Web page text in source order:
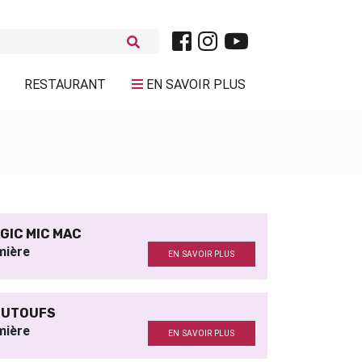
RESTAURANT EN SAVOIR PLUS
MIC MAC
EN SAVOIR PLUS
EN SAVOIR PLUS